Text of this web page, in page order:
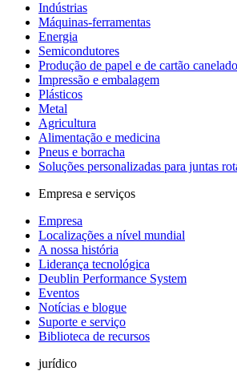
Indústrias
Máquinas-ferramentas
Energia
Semicondutores
Produção de papel e de cartão canelado
Impressão e embalagem
Plásticos
Metal
Agricultura
Alimentação e medicina
Pneus e borracha
Soluções personalizadas para juntas
Empresa e serviços
Empresa
Localizações a nível mundial
A nossa história
Liderança tecnológica
Deublin Performance System
Eventos
Notícias e blogue
Suporte e serviço
Biblioteca de recursos
jurídico